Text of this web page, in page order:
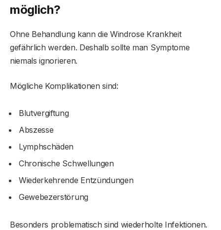
möglich?
Ohne Behandlung kann die Windrose Krankheit
gefährlich werden. Deshalb sollte man Symptome
niemals ignorieren.
Mögliche Komplikationen sind:
Blutvergiftung
Abszesse
Lymphschäden
Chronische Schwellungen
Wiederkehrende Entzündungen
Gewebezerstörung
Besonders problematisch sind wiederholte Infektionen.